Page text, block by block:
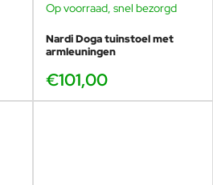
Op voorraad, snel bezorgd
Nardi Doga tuinstoel met
armleuningen
€101,00